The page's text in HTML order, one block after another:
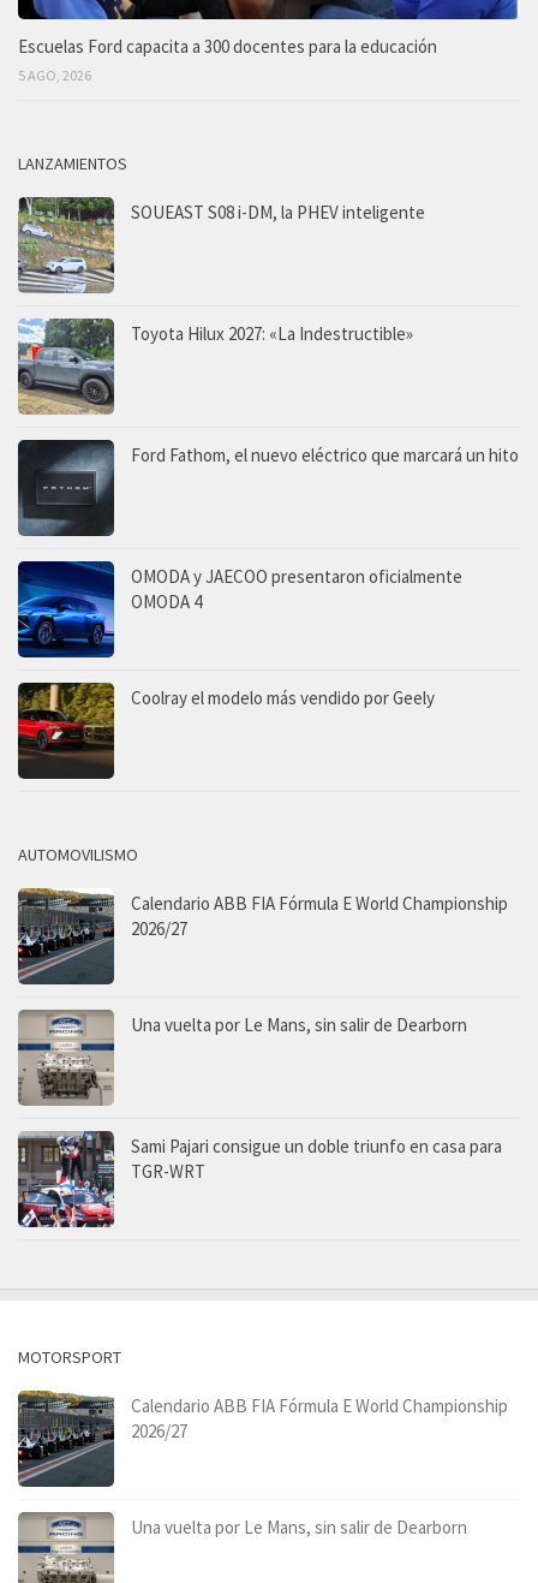
Escuelas Ford capacita a 300 docentes para la educación
5 AGO, 2026
LANZAMIENTOS
SOUEAST S08 i-DM, la PHEV inteligente
Toyota Hilux 2027: «La Indestructible»
Ford Fathom, el nuevo eléctrico que marcará un hito
OMODA y JAECOO presentaron oficialmente
OMODA 4
Coolray el modelo más vendido por Geely
AUTOMOVILISMO
Calendario ABB FIA Fórmula E World Championship
2026/27
Una vuelta por Le Mans, sin salir de Dearborn
Sami Pajari consigue un doble triunfo en casa para
TGR-WRT
MOTORSPORT
Calendario ABB FIA Fórmula E World Championship
2026/27
Una vuelta por Le Mans, sin salir de Dearborn